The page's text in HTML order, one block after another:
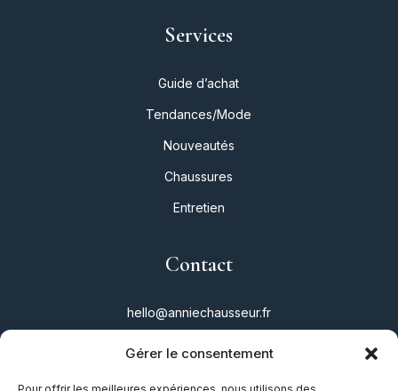
Gérer le consentement
Services
Guide d’achat
Tendances/Mode
Nouveautés
Chaussures
Entretien
Contact
hello@anniechausseur.fr